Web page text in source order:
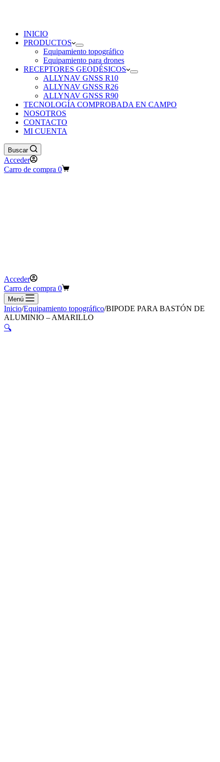
INICIO
PRODUCTOS
Equipamiento topográfico
Equipamiento para drones
RECEPTORES GEODÉSICOS
ALLYNAV GNSS R10
ALLYNAV GNSS R26
ALLYNAV GNSS R90
TECNOLOGÍA COMPROBADA EN CAMPO
NOSOTROS
CONTACTO
MI CUENTA
Buscar
Acceder
Carro de compra 0
Acceder
Carro de compra 0
Menú
Inicio/Equipamiento topográfico/BIPODE PARA BASTÓN DE
ALUMINIO – AMARILLO
🔍